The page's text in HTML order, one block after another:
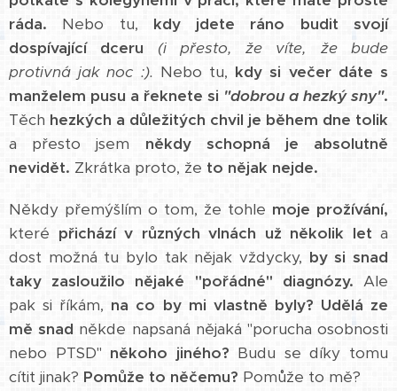
ráda. Nebo tu, kdy jdete ráno budit svojí
dospívající dceru
(i přesto, že víte, že bude
protivná jak noc :). Nebo tu, kdy si večer dáte s
manželem pusu a řeknete si "dobrou a hezký sny".
Těch hezkých a důležitých chvil je během dne tolik
a přesto jsem někdy schopná je absolutně
nevidět. Zkrátka proto, že to nějak nejde.
Někdy přemýšlím o tom, že tohle moje prožívání,
které přichází v různých vlnách už několik leta
dost možná tu bylo tak nějak vždycky, by si snad
taky zasloužilo nějaké "pořádné" diagnózy. Ale
pak si říkám, na co by mi vlastně byly? Udělá ze
mě snad někde napsaná nějaká "porucha osobnosti
nebo PTSD" někoho jiného? Budu se díky tomu
cítit jinak? Pomůže to něčemu? Pomůže to mě?